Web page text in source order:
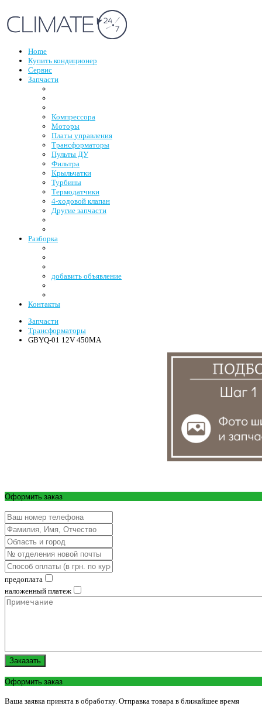
Home
Купить кондиционер
Сервис
Запчасти
Компрессора
Моторы
Платы управления
Трансформаторы
Пульты ДУ
Фильтра
Крыльчатки
Турбины
Термодатчики
4-ходовой клапан
Другие запчасти
Разборка
добавить объявление
Контакты
Запчасти
Трансформаторы
GBYQ-01 12V 450MA
Оформить заказ
предоплата
наложенный платеж
Заказать
Оформить заказ
Ваша заявка принята в обработку. Отправка товара в ближайшее время